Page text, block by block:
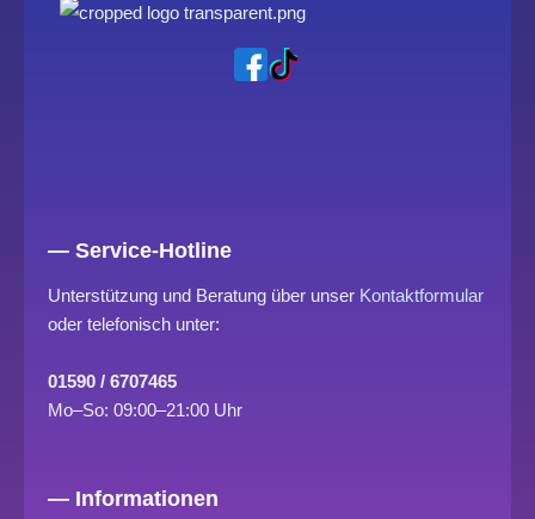
— Service-Hotline
Unterstützung und Beratung über unser Kontaktformular
oder telefonisch unter:
01590 / 6707465
Mo–So: 09:00–21:00 Uhr
— Informationen